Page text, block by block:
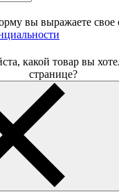
вы выражаете свое
какой товар вы
странице?